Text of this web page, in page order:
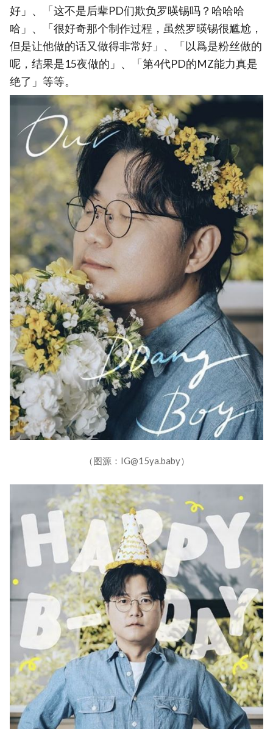
好」、「这不是后辈PD们欺负罗暎锡吗？哈哈哈
哈」、「很好奇那个制作过程，虽然罗暎锡很尴尬，
但是让他做的话又做得非常好」、「以爲是粉丝做的
呢，结果是15夜做的」、「第4代PD的MZ能力真是
绝了」等等。
（图源：IG@15ya.baby）